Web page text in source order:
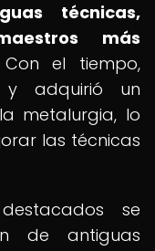
técnicas,
más
Con el tiempo,
y adquirió un
metalurgia, lo
las técnicas
se
de antiguas